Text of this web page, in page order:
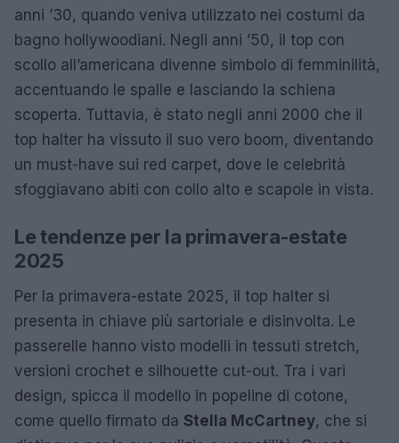
anni ’30, quando veniva utilizzato nei costumi da
bagno hollywoodiani. Negli anni ’50, il top con
scollo all’americana divenne simbolo di femminilità,
accentuando le spalle e lasciando la schiena
scoperta. Tuttavia, è stato negli anni 2000 che il
top halter ha vissuto il suo vero boom, diventando
un must-have sui red carpet, dove le celebrità
sfoggiavano abiti con collo alto e scapole in vista.
Le tendenze per la primavera-estate
2025
Per la primavera-estate 2025, il top halter si
presenta in chiave più sartoriale e disinvolta. Le
passerelle hanno visto modelli in tessuti stretch,
versioni crochet e silhouette cut-out. Tra i vari
design, spicca il modello in popeline di cotone,
come quello firmato da Stella McCartney, che si